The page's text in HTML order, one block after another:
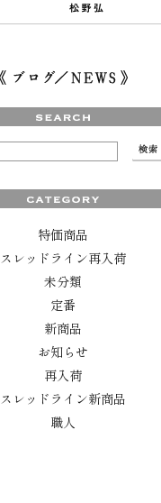
特価商品
スレッドライン再入荷
未分類
定番
新商品
お知らせ
再入荷
スレッドライン新商品
職人